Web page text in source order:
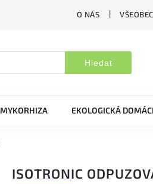
O NÁS
Hledat
MYKORHIZA EKOLOGICKÁ
ISOTRONIC